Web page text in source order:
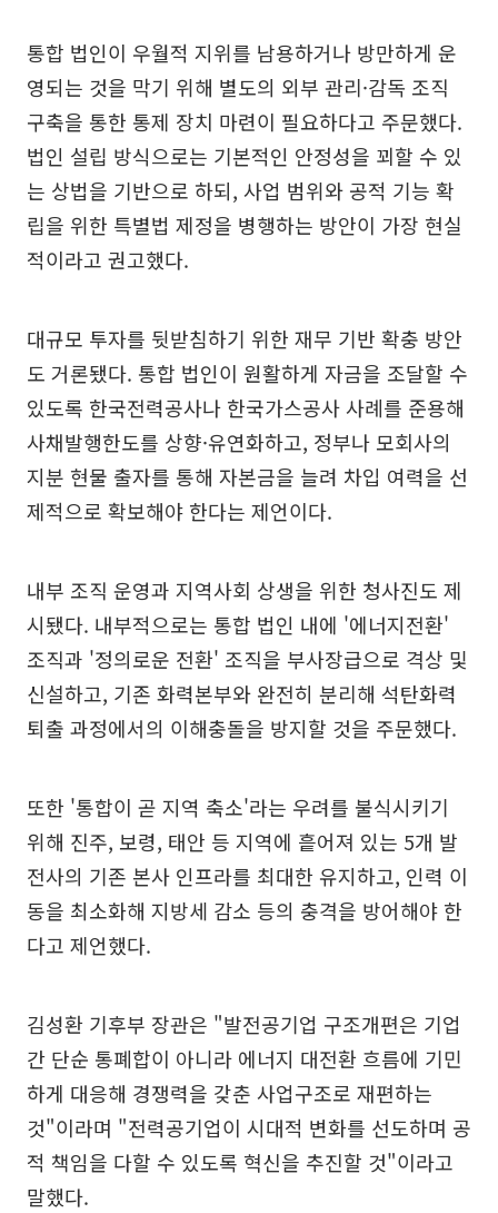
통합 법인이 우월적 지위를 남용하거나 방만하게 운
영되는 것을 막기 위해 별도의 외부 관리·감독 조직
구축을 통한 통제 장치 마련이 필요하다고 주문했다.
법인 설립 방식으로는 기본적인 안정성을 꾀할 수 있
는 상법을 기반으로 하되, 사업 범위와 공적 기능 확
립을 위한 특별법 제정을 병행하는 방안이 가장 현실
적이라고 권고했다.
대규모 투자를 뒷받침하기 위한 재무 기반 확충 방안
도 거론됐다. 통합 법인이 원활하게 자금을 조달할 수
있도록 한국전력공사나 한국가스공사 사례를 준용해
사채발행한도를 상향·유연화하고, 정부나 모회사의
지분 현물 출자를 통해 자본금을 늘려 차입 여력을 선
제적으로 확보해야 한다는 제언이다.
내부 조직 운영과 지역사회 상생을 위한 청사진도 제
시됐다. 내부적으로는 통합 법인 내에 '에너지전환'
조직과 '정의로운 전환' 조직을 부사장급으로 격상 및
신설하고, 기존 화력본부와 완전히 분리해 석탄화력
퇴출 과정에서의 이해충돌을 방지할 것을 주문했다.
또한 '통합이 곧 지역 축소'라는 우려를 불식시키기
위해 진주, 보령, 태안 등 지역에 흩어져 있는 5개 발
전사의 기존 본사 인프라를 최대한 유지하고, 인력 이
동을 최소화해 지방세 감소 등의 충격을 방어해야 한
다고 제언했다.
김성환 기후부 장관은 "발전공기업 구조개편은 기업
간 단순 통폐합이 아니라 에너지 대전환 흐름에 기민
하게 대응해 경쟁력을 갖춘 사업구조로 재편하는
것"이라며 "전력공기업이 시대적 변화를 선도하며 공
적 책임을 다할 수 있도록 혁신을 추진할 것"이라고
말했다.